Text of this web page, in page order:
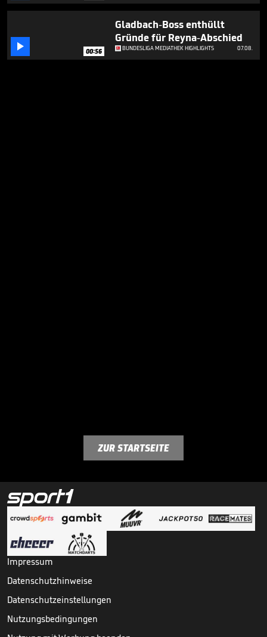
 00:56
Gladbach-Boss enthüllt
Gründe für Reyna-Abschied
BUNDESLIGA MEDIATHEK HIGHLIGHTS 07.08.
ZUR STARTSEITE
Impressum
Datenschutzhinweise
Datenschutzeinstellungen
Nutzungsbedingungen